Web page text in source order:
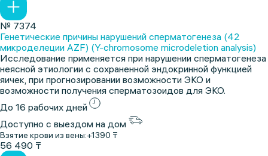
№ 7374
Генетические причины нарушений сперматогенеза (42
микроделеции AZF) (Y-chromosome microdeletion analysis)
Исследование применяется при нарушении сперматогенеза
неясной этиологии с сохраненной эндокринной функцией
яичек, при прогнозировании возможности ЭКО и
возможности получения сперматозоидов для ЭКО.
До 16 рабочих дней
Доступно с выездом на дом
Взятие крови из вены:+1390 ₸
56 490 ₸